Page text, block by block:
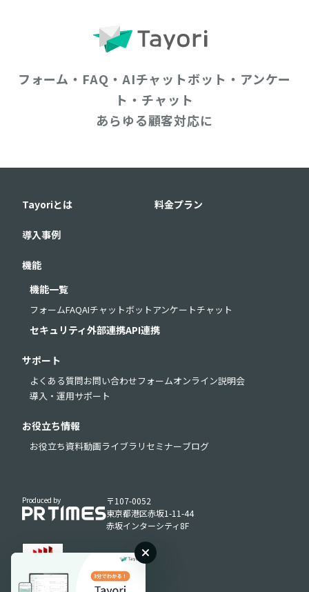
フォーム・FAQ・AIチャットボット・アンケー
ト・チャット
あらゆる顧客対応に
Tayoriとは 料金プラン
導入事例
機能
機能一覧
フォームFAQAIチャットボットアンケートチャット
セキュリティ外部連携API連携
サポート
よくある質問お問い合わせフォームオンライン説明会
導入・運用サポート
お役立ち情報
お役立ち資料動画ライブラリ セミナーブログ
Produced by
〒107-0052
東京都港区赤坂1-11-44
赤坂インターシティ8F